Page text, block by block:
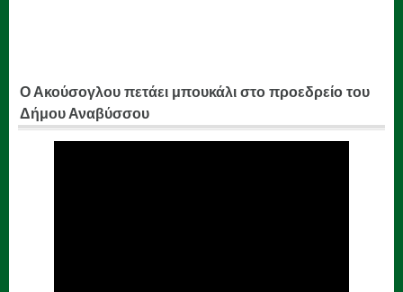
Ο Ακούσογλου πετάει μπουκάλι στο προεδρείο του
Δήμου Αναβύσσου